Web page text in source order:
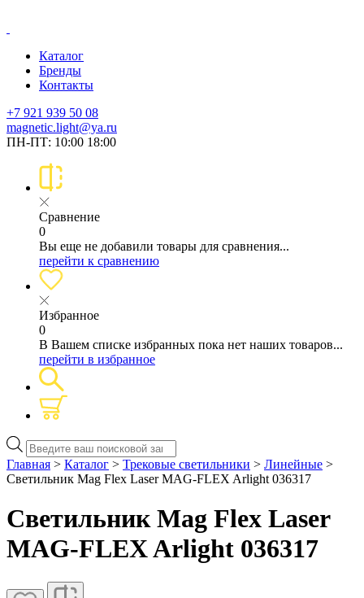
Каталог
Бренды
Контакты
+7 921 939 50 08
magnetic.light@ya.ru
ПН-ПТ: 10:00 18:00
Сравнение
0
Вы еще не добавили товары для сравнения...
перейти к сравнению
Избранное
0
В Вашем списке избранных пока нет наших товаров...
перейти в избранное
Поиск
товаров
Главная > Каталог > Трековые светильники > Линейные >
Светильник Mag Flex Laser MAG-FLEX Arlight 036317
Светильник Mag Flex Laser
MAG-FLEX Arlight 036317